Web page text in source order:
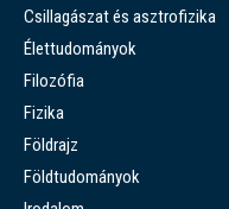
Csillagászat és asztrofizika
Élettudományok
Filozófia
Fizika
Földrajz
Földtudományok